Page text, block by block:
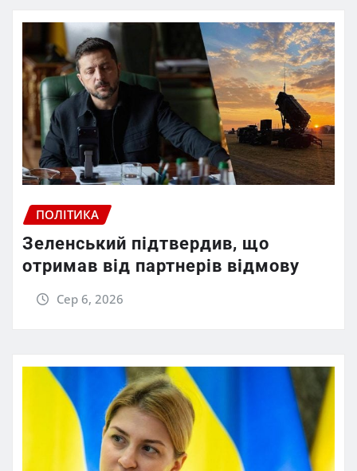
ПОЛІТИКА
Зеленський підтвердив, що
отримав від партнерів відмову
Сер 6, 2026